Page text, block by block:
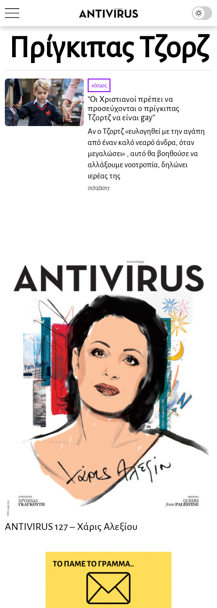
Πρίγκιπας Τζορζ
κόσμος
“Οι Χριστιανοί πρέπει να
προσεύχονται ο πρίγκιπας
Τζορτζ να είναι gay”
Αν ο Τζορτζ «ευλογηθεί με την αγάπη
από έναν καλό νεαρό άνδρα, όταν
μεγαλώσει» , αυτό θα βοηθούσε να
αλλάξουμε νοοτροπία, δηλώνει
ιερέας της
01/12/2017
ANTIVIRUS 127 – Xάρις Αλεξίου